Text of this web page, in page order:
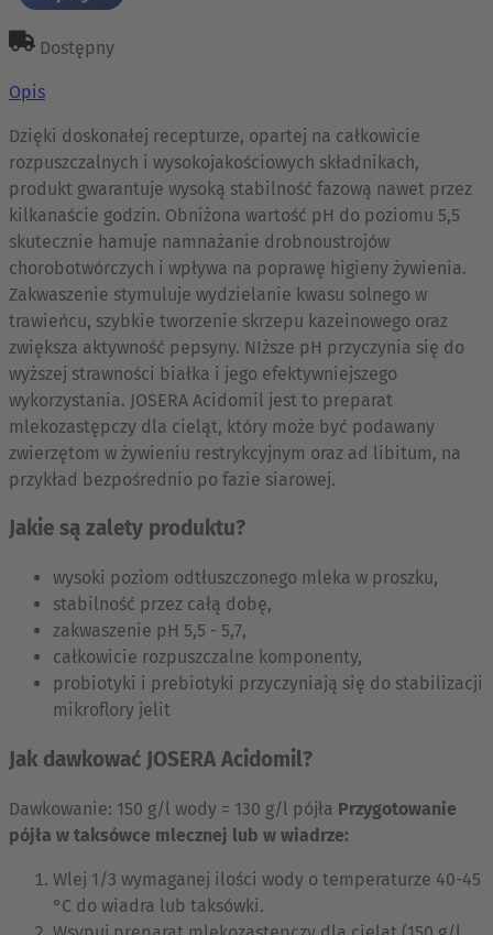
Dostępny
Opis
Dzięki doskonałej recepturze, opartej na całkowicie
rozpuszczalnych i wysokojakościowych składnikach,
produkt gwarantuje wysoką stabilność fazową nawet przez
kilkanaście godzin. Obniżona wartość pH do poziomu 5,5
skutecznie hamuje namnażanie drobnoustrojów
chorobotwórczych i wpływa na poprawę higieny żywienia.
Zakwaszenie stymuluje wydzielanie kwasu solnego w
trawieńcu, szybkie tworzenie skrzepu kazeinowego oraz
zwiększa aktywność pepsyny. NIższe pH przyczynia się do
wyższej strawności białka i jego efektywniejszego
wykorzystania. JOSERA Acidomil jest to preparat
mlekozastępczy dla cieląt, który może być podawany
zwierzętom w żywieniu restrykcyjnym oraz ad libitum, na
przykład bezpośrednio po fazie siarowej.
Jakie są zalety produktu?
wysoki poziom odtłuszczonego mleka w proszku,
stabilność przez całą dobę,
zakwaszenie pH 5,5 - 5,7,
całkowicie rozpuszczalne komponenty,
probiotyki i prebiotyki przyczyniają się do stabilizacji
mikroflory jelit
Jak dawkować JOSERA Acidomil?
Dawkowanie: 150 g/l wody = 130 g/l pójła Przygotowanie
pójła w taksówce mlecznej lub w wiadrze:
Wlej 1/3 wymaganej ilości wody o temperaturze 40-45
°C do wiadra lub taksówki.